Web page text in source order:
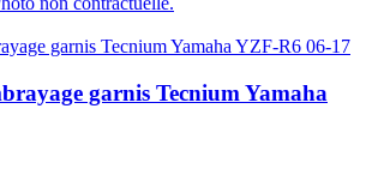
garnis Tecnium Yamaha